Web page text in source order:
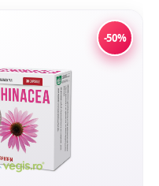
-50%